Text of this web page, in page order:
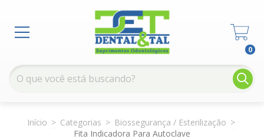
0
Início > Categorias > Biossegurança / Esterilização >
Fita Indicadora Para Autoclave